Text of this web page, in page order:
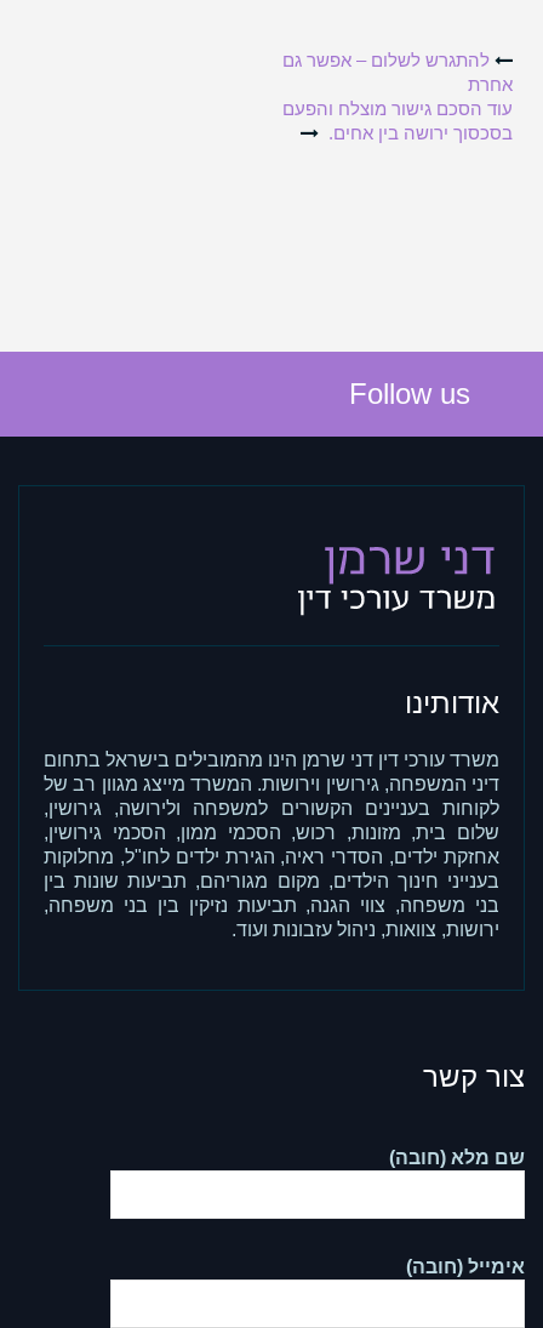
Post
navigation
להתגרש לשלום – אפשר גם
אחרת
עוד הסכם גישור מוצלח והפעם
בסכסוך ירושה בין אחים.
Follow us
אודותינו
משרד עורכי דין דני שרמן הינו מהמובילים בישראל בתחום
דיני המשפחה, גירושין וירושות. המשרד מייצג מגוון רב של
לקוחות בעניינים הקשורים למשפחה ולירושה, גירושין,
שלום בית, מזונות, רכוש, הסכמי ממון, הסכמי גירושין,
אחזקת ילדים, הסדרי ראיה, הגירת ילדים לחו"ל, מחלוקות
בענייני חינוך הילדים, מקום מגוריהם, תביעות שונות בין
בני משפחה, צווי הגנה, תביעות נזיקין בין בני משפחה,
ירושות, צוואות, ניהול עזבונות ועוד.
צור קשר
שם מלא (חובה)
אימייל (חובה)